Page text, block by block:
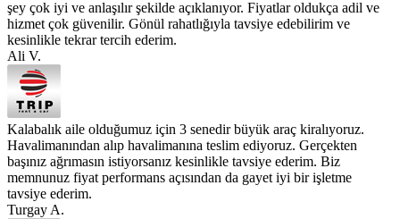
şey çok iyi ve anlaşılır şekilde açıklanıyor. Fiyatlar oldukça adil ve
hizmet çok güvenilir. Gönül rahatlığıyla tavsiye edebilirim ve
kesinlikle tekrar tercih ederim.
Ali V.
Kalabalık aile olduğumuz için 3 senedir büyük araç kiralıyoruz.
Havalimanından alıp havalimanına teslim ediyoruz. Gerçekten
başınız ağrımasın istiyorsanız kesinlikle tavsiye ederim. Biz
memnunuz fiyat performans açısından da gayet iyi bir işletme
tavsiye ederim.
Turgay A.